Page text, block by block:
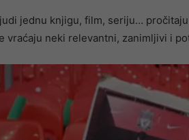
jednu knjigu, film, seriju…
vraćaju neki relevantni, zanimljivi i